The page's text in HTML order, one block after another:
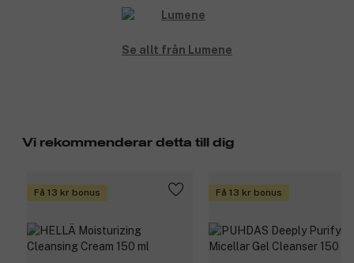
Se allt från Lumene
Vi rekommenderar detta till dig
Få 13 kr bonus Få 13 kr bonus